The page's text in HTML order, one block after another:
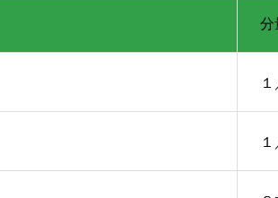
分